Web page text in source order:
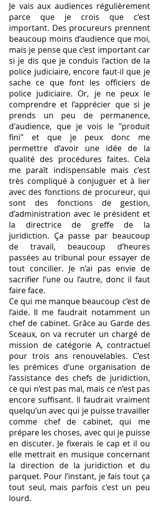
Je vais aux audiences régulièrement
parce que je crois que c’est
important. Des procureurs prennent
beaucoup moins d’audience que moi,
mais je pense que c’est important car
si je dis que je conduis l’action de la
police judiciaire, encore faut-il que je
sache ce que font les officiers de
police judiciaire. Or, je ne peux le
comprendre et l’apprécier que si je
prends un peu de permanence,
d'audience, que je vois le "produit
fini" et que je peux donc me
permettre d’avoir une idée de la
qualité des procédures faites. Cela
me paraît indispensable mais c’est
très compliqué à conjuguer et à lier
avec des fonctions de procureur, qui
sont des fonctions de gestion,
d’administration avec le président et
la directrice de greffe de la
juridiction. Ça passe par beaucoup
de travail, beaucoup d’heures
passées au tribunal pour essayer de
tout concilier. Je n’ai pas envie de
sacrifier l’une ou l’autre, donc il faut
faire face.
Ce qui me manque beaucoup c’est de
l’aide. Il me faudrait notamment un
chef de cabinet. Grâce au Garde des
Sceaux, on va recruter un chargé de
mission de catégorie A, contractuel
pour trois ans renouvelables. C’est
les prémices d’une organisation de
l’assistance des chefs de juridiction,
ce qui n’est pas mal, mais ce n’est pas
encore suffisant. Il faudrait vraiment
quelqu’un avec qui je puisse travailler
comme chef de cabinet, qui me
prépare les choses, avec qui je puisse
en discuter. Je fixerais le cap et il ou
elle mettrait en musique concernant
la direction de la juridiction et du
parquet. Pour l’instant, je fais tout ça
tout seul, mais parfois c’est un peu
lourd.